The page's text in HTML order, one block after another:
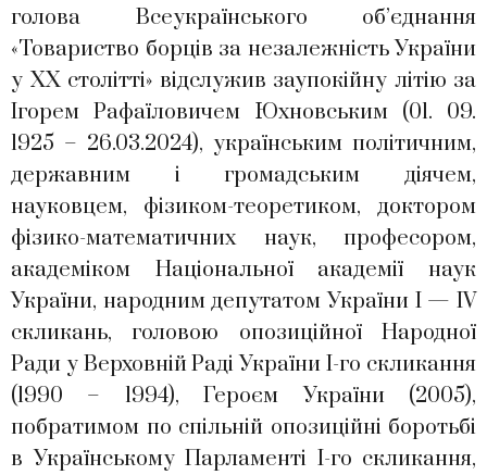
голова Всеукраїнського об’єднання
«Товариство борців за незалежність України
у ХХ столітті» відслужив заупокійну літію за
Ігорем Рафаїловичем Юхновським (01. 09.
1925 – 26.03.2024), українським політичним,
державним і громадським діячем,
науковцем, фізиком-теоретиком, доктором
фізико-математичних наук, професором,
академіком Національної академії наук
України, народним депутатом України І — IV
скликань, головою опозиційної Народної
Ради у Верховній Раді України І-го скликання
(1990 – 1994), Героєм України (2005),
побратимом по спільній опозиційні боротьбі
в Українському Парламенті І-го скликання,